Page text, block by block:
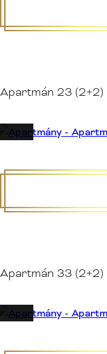
Apartmán 23 (2+2)
Apartmán 33 (2+2)